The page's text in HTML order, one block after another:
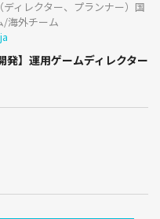
ディレクター、プランナー）国
/海外チーム
発】運用ゲームディレクター